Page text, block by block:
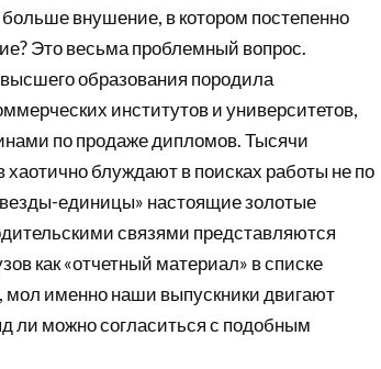
внушение, в котором постепенно
Это весьма проблемный вопрос.
образования породила
институтов и университетов,
по продаже дипломов. Тысячи
блуждают в поисках работы не по
единицы» настоящие золотые
связями представляются
как «отчетный материал» в списке
мол именно наши выпускники двигают
ли можно согласиться с подобным